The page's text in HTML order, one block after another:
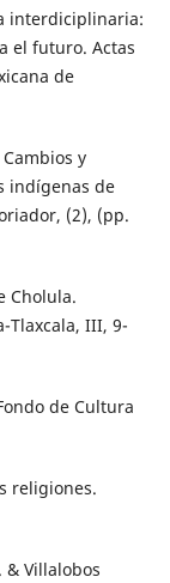
interdiciplinaria:
el futuro. Actas
de
y
indígenas de
(2), (pp.
Cholula.
Tlaxcala, III, 9-
de Cultura
religiones.
& Villalobos